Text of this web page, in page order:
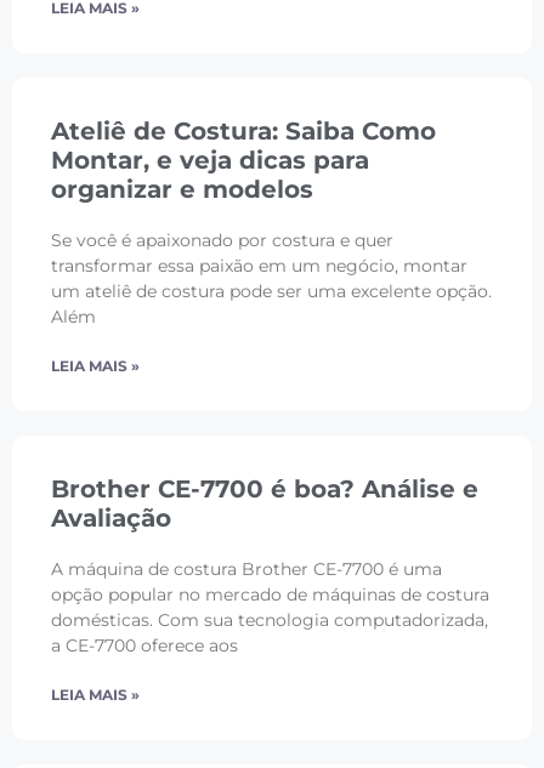
LEIA MAIS »
Ateliê de Costura: Saiba Como
Montar, e veja dicas para
organizar e modelos
Se você é apaixonado por costura e quer
transformar essa paixão em um negócio, montar
um ateliê de costura pode ser uma excelente opção.
Além
LEIA MAIS »
Brother CE-7700 é boa? Análise e
Avaliação
A máquina de costura Brother CE-7700 é uma
opção popular no mercado de máquinas de costura
domésticas. Com sua tecnologia computadorizada,
a CE-7700 oferece aos
LEIA MAIS »